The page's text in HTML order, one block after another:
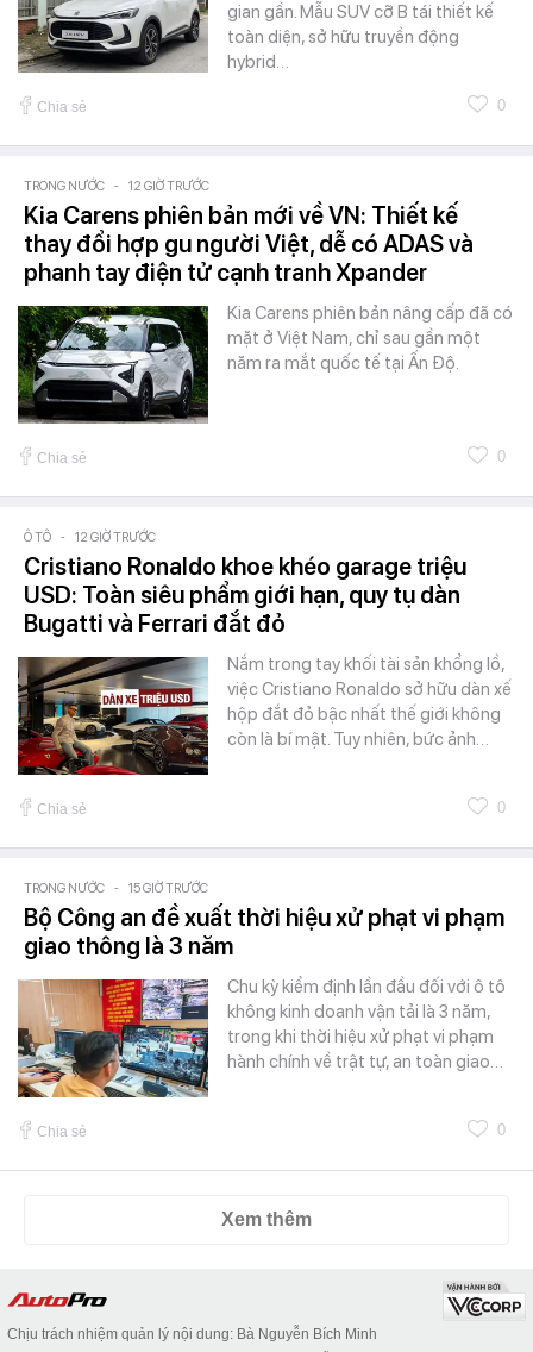
gian gần. Mẫu SUV cỡ B tái thiết kế
toàn diện, sở hữu truyền động
hybrid…
Chia sẻ 0
TRONG NƯỚC - 12 GIỜ TRƯỚC
Kia Carens phiên bản mới về VN: Thiết kế
thay đổi hợp gu người Việt, dễ có ADAS và
phanh tay điện tử cạnh tranh Xpander
Kia Carens phiên bản nâng cấp đã có
mặt ở Việt Nam, chỉ sau gần một
năm ra mắt quốc tế tại Ấn Độ.
Chia sẻ 0
Ô TÔ - 12 GIỜ TRƯỚC
Cristiano Ronaldo khoe khéo garage triệu
USD: Toàn siêu phẩm giới hạn, quy tụ dàn
Bugatti và Ferrari đắt đỏ
Nắm trong tay khối tài sản khổng lồ,
việc Cristiano Ronaldo sở hữu dàn xế
hộp đắt đỏ bậc nhất thế giới không
còn là bí mật. Tuy nhiên, bức ảnh…
Chia sẻ 0
TRONG NƯỚC - 15 GIỜ TRƯỚC
Bộ Công an đề xuất thời hiệu xử phạt vi phạm
giao thông là 3 năm
Chu kỳ kiểm định lần đầu đối với ô tô
không kinh doanh vận tải là 3 năm,
trong khi thời hiệu xử phạt vi phạm
hành chính về trật tự, an toàn giao…
Chia sẻ 0
Xem thêm
Chịu trách nhiệm quản lý nội dung: Bà Nguyễn Bích Minh